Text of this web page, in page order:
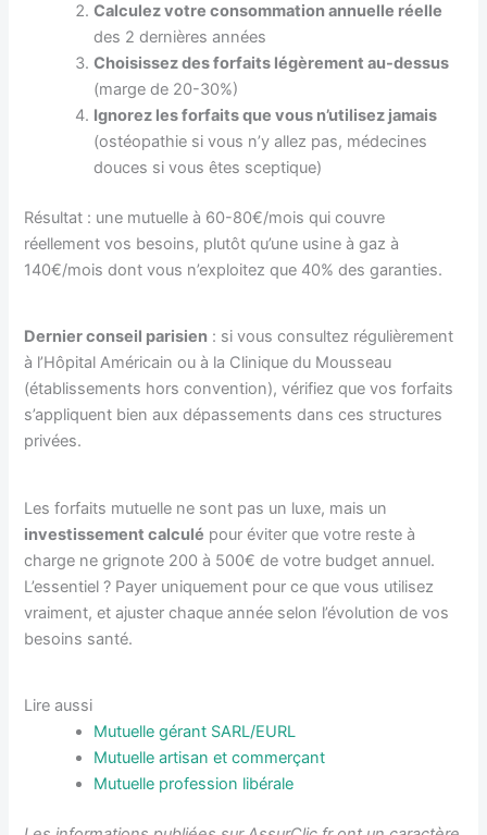
Calculez votre consommation annuelle réelle
des 2 dernières années
Choisissez des forfaits légèrement au-dessus
(marge de 20-30%)
Ignorez les forfaits que vous n’utilisez jamais
(ostéopathie si vous n’y allez pas, médecines
douces si vous êtes sceptique)
Résultat : une mutuelle à 60-80€/mois qui couvre
réellement vos besoins, plutôt qu’une usine à gaz à
140€/mois dont vous n’exploitez que 40% des garanties.
Dernier conseil parisien : si vous consultez régulièrement
à l’Hôpital Américain ou à la Clinique du Mousseau
(établissements hors convention), vérifiez que vos forfaits
s’appliquent bien aux dépassements dans ces structures
privées.
Les forfaits mutuelle ne sont pas un luxe, mais un
investissement calculé pour éviter que votre reste à
charge ne grignote 200 à 500€ de votre budget annuel.
L’essentiel ? Payer uniquement pour ce que vous utilisez
vraiment, et ajuster chaque année selon l’évolution de vos
besoins santé.
Lire aussi
Mutuelle gérant SARL/EURL
Mutuelle artisan et commerçant
Mutuelle profession libérale